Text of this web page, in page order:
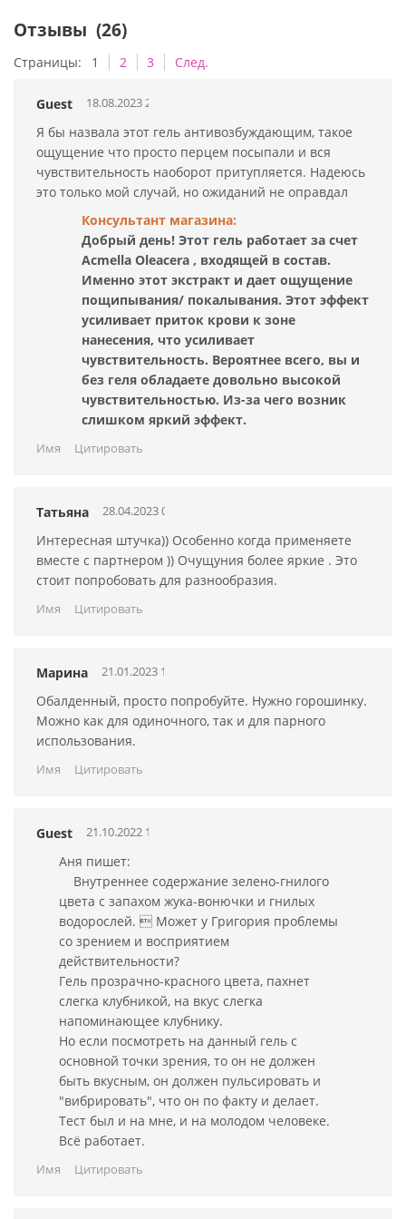
Отзывы (26)
Страницы: 1 2 3 След.
Guest 18.08.2023 21:41:13
Я бы назвала этот гель антивозбуждающим, такое
ощущение что просто перцем посыпали и вся
чувствительность наоборот притупляется. Надеюсь
это только мой случай, но ожиданий не оправдал
Консультант магазина:
Добрый день! Этот гель работает за счет
Acmella Oleacera , входящей в состав.
Именно этот экстракт и дает ощущение
пощипывания/ покалывания. Этот эффект
усиливает приток крови к зоне
нанесения, что усиливает
чувствительность. Вероятнее всего, вы и
без геля обладаете довольно высокой
чувствительностью. Из-за чего возник
слишком яркий эффект.
Имя Цитировать
Татьяна 28.04.2023 09:44:10
Интересная штучка)) Особенно когда применяете
вместе с партнером )) Очущуния более яркие . Это
стоит попробовать для разнообразия.
Имя Цитировать
Марина 21.01.2023 18:27:36
Обалденный, просто попробуйте. Нужно горошинку.
Можно как для одиночного, так и для парного
использования.
Имя Цитировать
Guest 21.10.2022 11:57:51
Аня пишет:
Внутреннее содержание зелено-гнилого
цвета с запахом жука-вонючки и гнилых
водорослей.  Может у Григория проблемы
со зрением и восприятием
действительности?
Гель прозрачно-красного цвета, пахнет
слегка клубникой, на вкус слегка
напоминающее клубнику.
Но если посмотреть на данный гель с
основной точки зрения, то он не должен
быть вкусным, он должен пульсировать и
"вибрировать", что он по факту и делает.
Тест был и на мне, и на молодом человеке.
Всё работает.
Имя Цитировать